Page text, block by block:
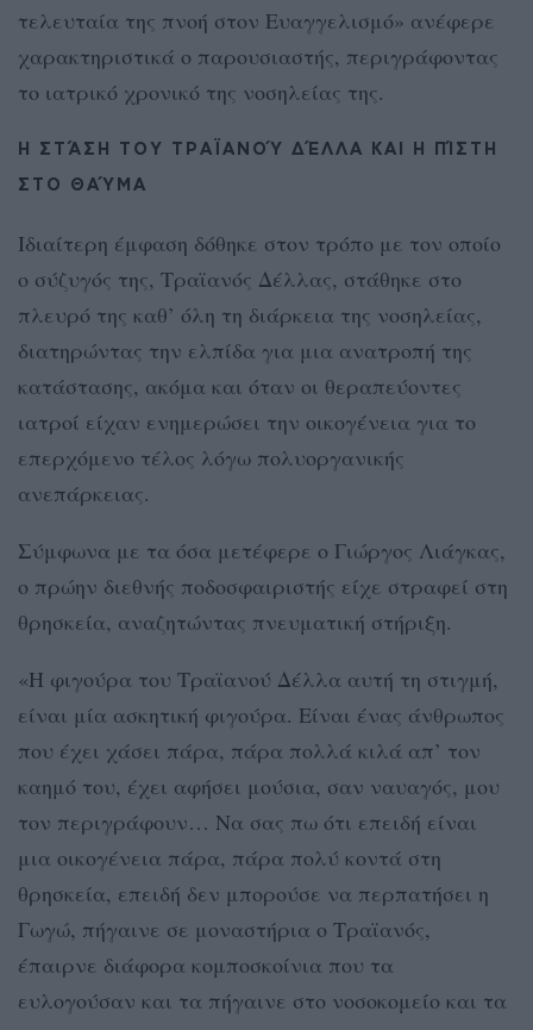
τελευταία της πνοή στον Ευαγγελισμό» ανέφερε
χαρακτηριστικά ο παρουσιαστής, περιγράφοντας
το ιατρικό χρονικό της νοσηλείας της.
Η ΣΤΆΣΗ ΤΟΥ ΤΡΑΪΑΝΟΎ ΔΈΛΛΑ ΚΑΙ Η ΠΊΣΤΗ
ΣΤΟ ΘΑΎΜΑ
Ιδιαίτερη έμφαση δόθηκε στον τρόπο με τον οποίο
ο σύζυγός της, Τραϊανός Δέλλας, στάθηκε στο
πλευρό της καθ’ όλη τη διάρκεια της νοσηλείας,
διατηρώντας την ελπίδα για μια ανατροπή της
κατάστασης, ακόμα και όταν οι θεραπεύοντες
ιατροί είχαν ενημερώσει την οικογένεια για το
επερχόμενο τέλος λόγω πολυοργανικής
ανεπάρκειας.
Σύμφωνα με τα όσα μετέφερε ο Γιώργος Λιάγκας,
ο πρώην διεθνής ποδοσφαιριστής είχε στραφεί στη
θρησκεία, αναζητώντας πνευματική στήριξη.
«Η φιγούρα του Τραϊανού Δέλλα αυτή τη στιγμή,
είναι μία ασκητική φιγούρα. Είναι ένας άνθρωπος
που έχει χάσει πάρα, πάρα πολλά κιλά απ’ τον
καημό του, έχει αφήσει μούσια, σαν ναυαγός, μου
τον περιγράφουν… Να σας πω ότι επειδή είναι
μια οικογένεια πάρα, πάρα πολύ κοντά στη
θρησκεία, επειδή δεν μπορούσε να περπατήσει η
Γωγώ, πήγαινε σε μοναστήρια ο Τραϊανός,
έπαιρνε διάφορα κομποσκοίνια που τα
ευλογούσαν και τα πήγαινε στο νοσοκομείο και τα